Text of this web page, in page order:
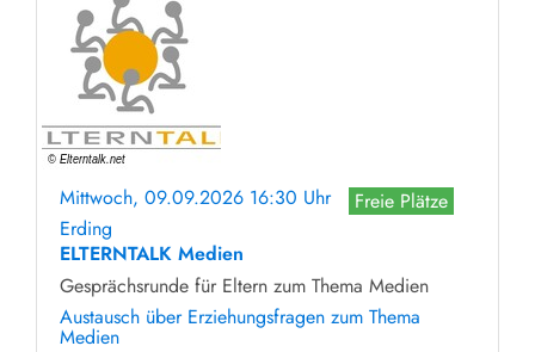
Mittwoch, 09.09.2026 16:30 Uhr
Freie Plätze
Erding
ELTERNTALK Medien
Gesprächsrunde für Eltern zum Thema Medien
Austausch über Erziehungsfragen zum Thema
Medien